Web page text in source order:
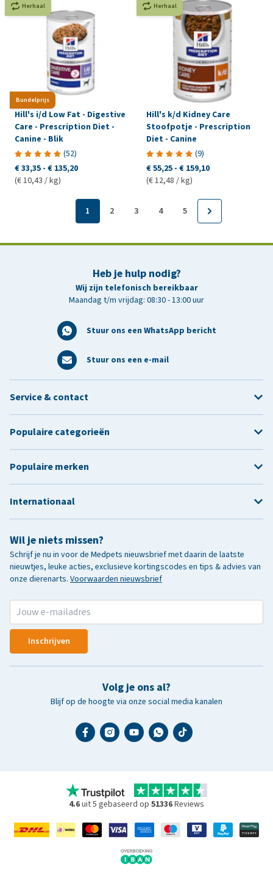
Bundelprijs
Herhaal
Hill's i/d Low Fat - Digestive
Care - Prescription Diet -
Canine - Blik
(52)
€ 33,35 - € 135,20
(€ 10,43 / kg)
Herhaal
Hill's k/d Kidney Care
Stoofpotje - Prescription
Diet - Canine
(9)
€ 55,25 - € 159,10
(€ 12,48 / kg)
1 2 3 4 5
Heb je hulp nodig?
Wij zijn telefonisch bereikbaar
Maandag t/m vrijdag: 08:30 - 13:00 uur
Stuur ons een WhatsApp bericht
Stuur ons een e-mail
Wil je niets missen?
Schrijf je nu in voor de Medpets nieuwsbrief met daarin de laatste
nieuwtjes, leuke acties, exclusieve kortingscodes en tips & advies van
onze dierenarts. Voorwaarden nieuwsbrief
Inschrijven
Volg je ons al?
Blijf op de hoogte via onze social media kanalen
Service & contact
Populaire categorieën
Populaire merken
Internationaal
4.6uit 5 gebaseerd op 51336Reviews